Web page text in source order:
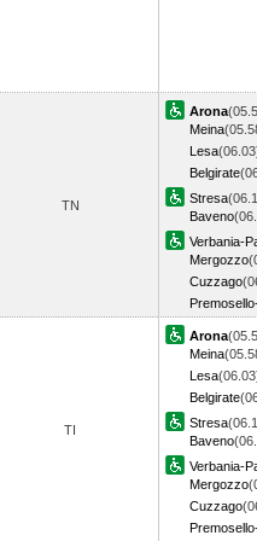
TN
Arona
Meina
Lesa
Belgirate
Stresa
Baveno
Verbania-
Mergozzo
Cuzzago
TI
Arona
Meina
Lesa
Belgirate
Stresa
Baveno
Verbania-
Mergozzo
Cuzzago